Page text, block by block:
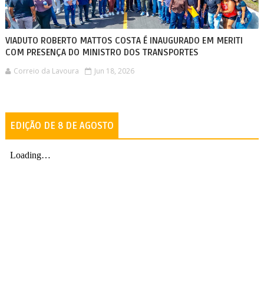
VIADUTO ROBERTO MATTOS COSTA É INAUGURADO EM MERITI
COM PRESENÇA DO MINISTRO DOS TRANSPORTES
Correio da Lavoura Jun 18, 2026
EDIÇÃO DE 8 DE AGOSTO